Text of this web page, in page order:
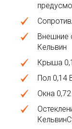
Внешние
Кельвин
Крыша
Пол 0,14
Окна